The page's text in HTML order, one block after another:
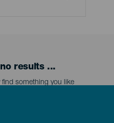
results ...
find something you like